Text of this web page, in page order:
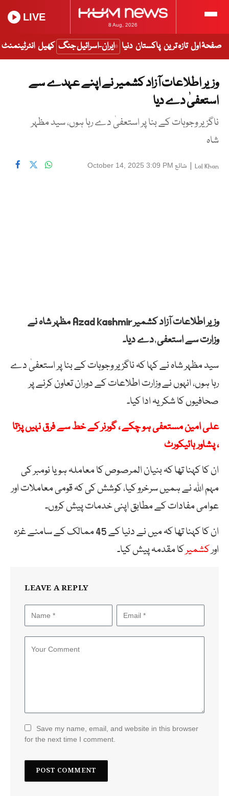
8 Aug, 2026
LIVE
صفحۂ اول تازہ ترین پاکستان دنیا ایران-اسرائیل جنگ کھیل انٹرٹینمنٹ
وزیر اطلاعات آزاد کشمیر نے اپنے عہدے سے
استعفیٰ دے دیا
ناگزیر وجوہات کے بنا پر استعفیٰ دے رہا ہوں، سید مظہر
شاہ
Lal Khan
| شائع October 14, 2025 3:09 PM
وزیر اطلاعات آزاد کشمیر Azad kashmir مظہر شاہ نے
وزارت سے استعفی ٰ دے دیا۔
سید مظہر شاہ نے کہا کہ ناگزیر وجوہات کے بنا پر استعفیٰ دے
رہا ہوں، انہوں نے وزارت اطلاعات کے دوران تعاون کرنے پر
صحافیوں کا شکریہ ادا کیا۔
علی امین مستعفی ہو چکے ، گورنر کے خط سے فرق نہیں پڑتا
، پشاور ہائیکورٹ
ان کا کہنا تھا کہ بنیان المرصوص کا معاملہ ہو یا نومبر کی
مہم اللہ نے ہمیں سرخرو کیا، کوشش کی کہ قومی معاملات اور
عوامی مفادات کے مطابق اپنی خدمات پیش کروں۔
ان کا کہنا تھا کہ میں نے دنیا کے 45 ممالک کے سامنے غزہ
اورکشمیرکا مقدمہ پیش کیا۔
LEAVE A REPLY
Save my name, email, and website in this browser
for the next time I comment.